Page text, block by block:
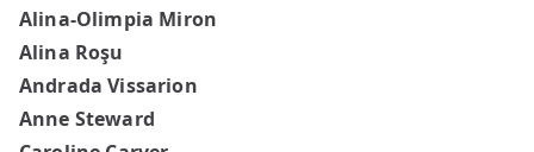
Alina-Olimpia Miron
Alina Roşu
Andrada Vissarion
Anne Steward